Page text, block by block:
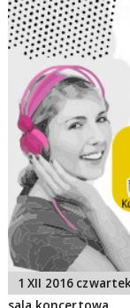
1 XII 2016